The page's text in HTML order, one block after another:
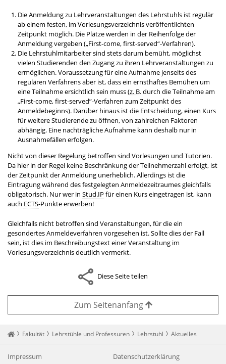
Die Anmeldung zu Lehrveranstaltungen des Lehrstuhls ist regulär
ab einem festen, im Vorlesungsverzeichnis veröffentlichten
Zeitpunkt möglich. Die Plätze werden in der Reihenfolge der
Anmeldung vergeben („First-come, first-served“-Verfahren).
Die Lehrstuhlmitarbeiter sind stets darum bemüht, möglichst
vielen Studierenden den Zugang zu ihren Lehrveranstaltungen zu
ermöglichen. Voraussetzung für eine Aufnahme jenseits des
regulären Verfahrens aber ist, dass ein ernsthaftes Bemühen um
eine Teilnahme ersichtlich sein muss (z. B.durch die Teilnahme am
„First-come, first-served”-Verfahren zum Zeitpunkt des
Anmeldebeginns). Darüber hinaus ist die Entscheidung, einen Kurs
für weitere Studierende zu öffnen, von zahlreichen Faktoren
abhängig. Eine nachträgliche Aufnahme kann deshalb nur in
Ausnahmefällen erfolgen.
Nicht von dieser Regelung betroffen sind Vorlesungen und Tutorien.
Da hier in der Regel keine Beschränkung der Teilnehmerzahl erfolgt, ist
der Zeitpunkt der Anmeldung unerheblich. Allerdings ist die
Eintragung während des festgelegten Anmeldezeitraumes gleichfalls
obligatorisch. Nur wer in Stud.IP für einen Kurs eingetragen ist, kann
auch ECTS-Punkte erwerben!
Gleichfalls nicht betroffen sind Veranstaltungen, für die ein
gesondertes Anmeldeverfahren vorgesehen ist. Sollte dies der Fall
sein, ist dies im Beschreibungstext einer Veranstaltung im
Vorlesungsverzeichnis deutlich vermerkt.
Diese Seite teilen
Zum Seitenanfang
Startseite
Fakultät Lehrstühle und Professuren Lehrstuhl Aktuelles
Impressum Datenschutzerklärung